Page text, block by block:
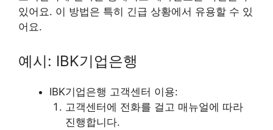
있어요. 이 방법은 특히 긴급 상황에서 유용할 수 있
어요.
예시: IBK기업은행
IBK기업은행 고객센터 이용:
고객센터에 전화를 걸고 매뉴얼에 따라
진행합니다.